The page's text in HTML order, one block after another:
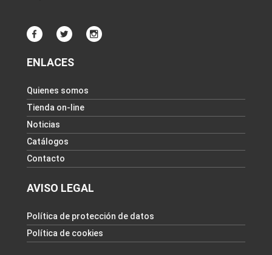
ENLACES
Quienes somos
Tienda on-line
Noticias
Catálogos
Contacto
AVISO LEGAL
Política de protección de datos
Política de cookies